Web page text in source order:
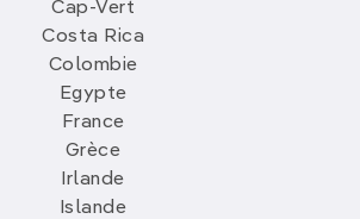
Cap-Vert
Costa Rica
Colombie
Egypte
France
Grèce
Irlande
Islande